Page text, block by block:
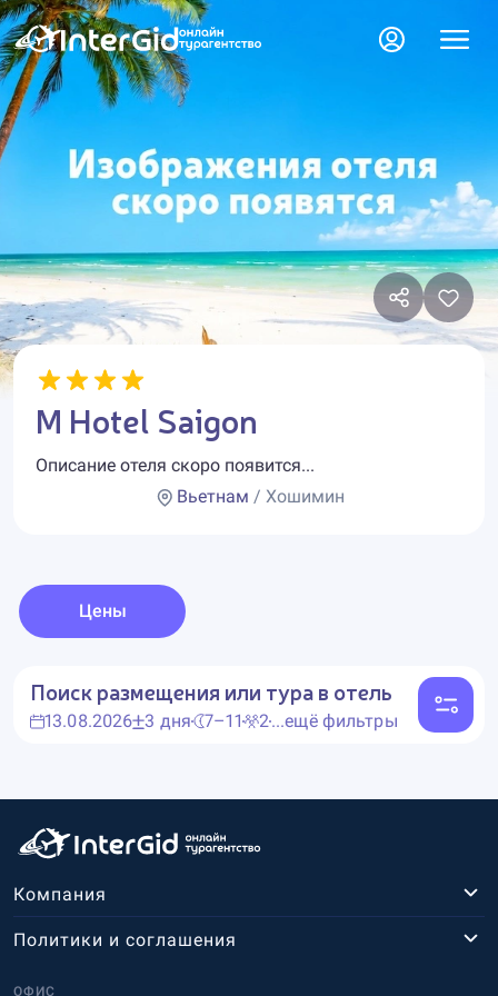
M Hotel Saigon
Описание отеля скоро появится...
Вьетнам / Хошимин
Цены
Поиск размещения или тура в отель
13.08.2026 3 дня 7–11 2...ещё фильтры
Компания
ОФИС
Политики и соглашения